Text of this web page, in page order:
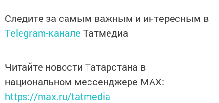
Следите за самым важным и интересным в
Telegram-канале Татмедиа
Читайте новости Татарстана в
национальном мессенджере MАХ:
https://max.ru/tatmedia